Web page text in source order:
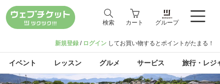
検索 カート グループ
新規登録 / ログイン してお買い物するとポイントがたまる！
イベント レッスン グルメ サービス 旅行・レジ